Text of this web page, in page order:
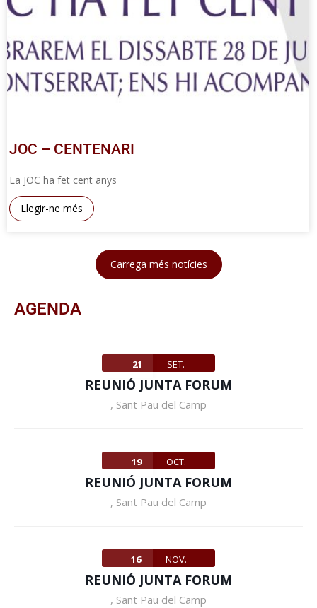
JOC – CENTENARI
La JOC ha fet cent anys
Llegir-ne més
Carrega més notícies
AGENDA
21 SET.
REUNIÓ JUNTA FORUM
, Sant Pau del Camp
19 OCT.
REUNIÓ JUNTA FORUM
, Sant Pau del Camp
16 NOV.
REUNIÓ JUNTA FORUM
, Sant Pau del Camp